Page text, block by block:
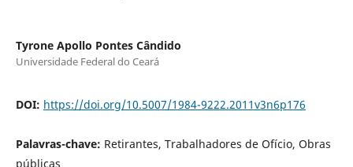
Tyrone Apollo Pontes Cândido
Universidade Federal do Ceará
DOI: https://doi.org/10.5007/1984-9222.2011v3n6p176
Palavras-chave: Retirantes, Trabalhadores de Ofício, Obras
públicas